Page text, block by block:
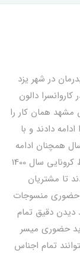
در شهر یزد
دالون
مشهد همان کار را
دادند و با
انواع روفرشی و حوله، شغل پدر بعد از 50 سال همچنان ادامه
دارد. حال فرزندان برای ارائه خدمات بهتر در شرایط کرونایی سال 1400
تا مشتریان
حضوری منسوجات
دیدن دقیق تمام
حضوری میسر
تمام اجناس